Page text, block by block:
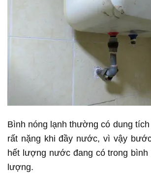
Bình nóng lạnh thường có dung
rất nặng khi đầy nước, vì vậy
hết lượng nước đang có trong bình
lượng.